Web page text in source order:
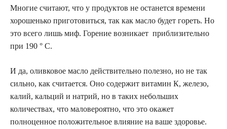
Многие считают, что у продуктов не останется времени
хорошенько приготовиться, так как масло будет гореть. Но
это всего лишь миф. Горение возникает приблизительно
при 190 ° С.
И да, оливковое масло действительно полезно, но не так
сильно, как считается. Оно содержит витамин К, железо,
калий, кальций и натрий, но в таких небольших
количествах, что маловероятно, что это окажет
полноценное положительное влияние на ваше здоровье.